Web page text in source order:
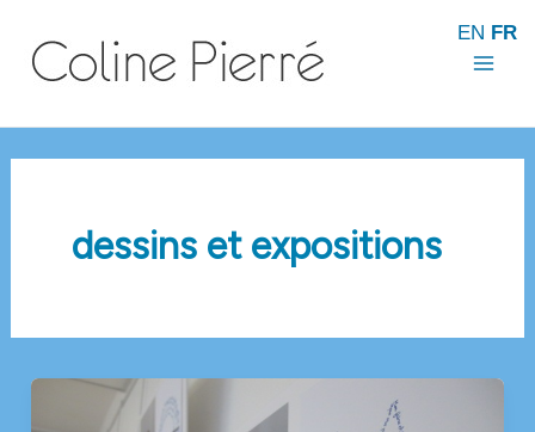
contenu
dessins et expositions
EN FR